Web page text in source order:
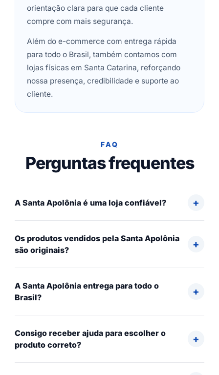
orientação clara para que cada cliente
compre com mais segurança.
Além do e-commerce com entrega rápida
para todo o Brasil, também contamos com
lojas físicas em Santa Catarina, reforçando
nossa presença, credibilidade e suporte ao
cliente.
FAQ
Perguntas frequentes
A Santa Apolônia é uma loja confiável?
Os produtos vendidos pela Santa Apolônia
são originais?
A Santa Apolônia entrega para todo o
Brasil?
Consigo receber ajuda para escolher o
produto correto?